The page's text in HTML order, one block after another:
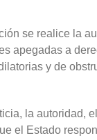
se realice la
apegadas a
y de
la autoridad,
el Estado